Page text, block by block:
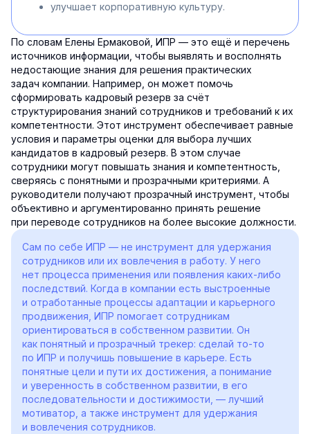
улучшает корпоративную культуру.
По словам Елены Ермаковой, ИПР — это ещё и перечень
источников информации, чтобы выявлять и восполнять
недостающие знания для решения практических
задач компании. Например, он может помочь
сформировать кадровый резерв за счёт
структурирования знаний сотрудников и требований к их
компетентности. Этот инструмент обеспечивает равные
условия и параметры оценки для выбора лучших
кандидатов в кадровый резерв. В этом случае
сотрудники могут повышать знания и компетентность,
сверяясь с понятными и прозрачными критериями. А
руководители получают прозрачный инструмент, чтобы
объективно и аргументированно принять решение
при переводе сотрудников на более высокие должности.
Сам по себе ИПР — не инструмент для удержания
сотрудников или их вовлечения в работу. У него
нет процесса применения или появления каких-либо
последствий. Когда в компании есть выстроенные
и отработанные процессы адаптации и карьерного
продвижения, ИПР помогает сотрудникам
ориентироваться в собственном развитии. Он
как понятный и прозрачный трекер: сделай то-то
по ИПР и получишь повышение в карьере. Есть
понятные цели и пути их достижения, а понимание
и уверенность в собственном развитии, в его
последовательности и достижимости, — лучший
мотиватор, а также инструмент для удержания
и вовлечения сотрудников.